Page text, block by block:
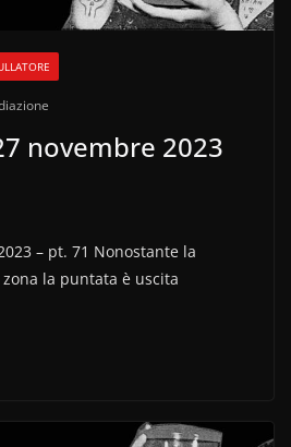
novembre 2023
– pt. 71 Nonostante la
la puntata è uscita